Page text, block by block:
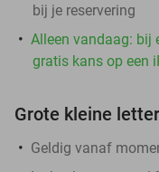
bij je reservering
Alleen vandaag: bij
gratis kans op een
Grote kleine
Geldig vanaf